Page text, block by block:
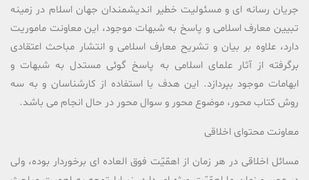
جریان رسانه ای و مسئولیت خطیر اندیشمندان جهان اسلام در زمینه
تبیین معارف اسلامی و پاسخ به شبهات موجود، این معاونت ماموریت
دارد، علاوه بر بیان و تشریح معارف اسلامی و انتشار مباحث اعتقادی
برگرفته از آثار علمای اسلامی به پاسخ گوئی مستدل به شبهات و
ابهامات موجود بپردازد. این هدف با استفاده از کارشناسان و به سه
روش کتاب محور، موضوع محور و سوال محور در حال انجام می باشد.
معاونت محتوای اخلاقی
مسائل اخلاقى در هر زمان از اهمّیّت فوق العاده اى برخوردار بوده، ولى